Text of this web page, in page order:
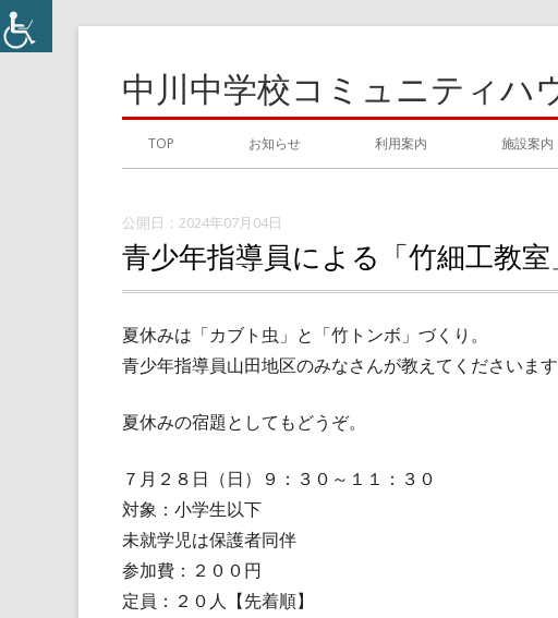
コ
中川中学校コミュニティハ
ン
メ
ニ
ュ
ー
TOP お知らせ 利用案内 施設案内
2024年07月04日
青少年指導員による「竹細工教室
夏休みは「カブト虫」と「竹トンボ」づくり。
青少年指導員山田地区のみなさんが教えてくださいます
夏休みの宿題としてもどうぞ。
７月２８日（日）９：３０～１１：３０
対象：小学生以下
未就学児は保護者同伴
参加費：２００円
定員：２０人【先着順】